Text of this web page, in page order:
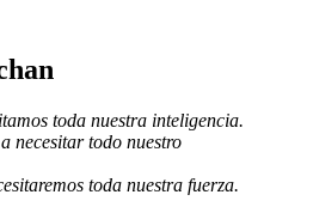
toda nuestra inteligencia.
necesitar todo nuestro
toda nuestra fuerza.